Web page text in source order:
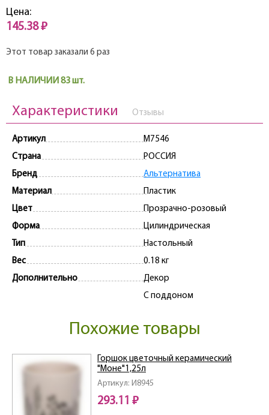
Цена:
145.38 ₽
Этот товар заказали 6 раз
В НАЛИЧИИ 83 шт.
Характеристики Отзывы
Артикул
M7546
Страна
РОССИЯ
Бренд
Альтернатива
Материал
Пластик
Цвет
Прозрачно-розовый
Форма
Цилиндрическая
Тип
Настольный
Вес
0.18 кг
Дополнительно
Декор
С поддоном
Похожие товары
Артикул: И8945
Горшок цветочный керамический
"Моне"1,25л
293.11 ₽